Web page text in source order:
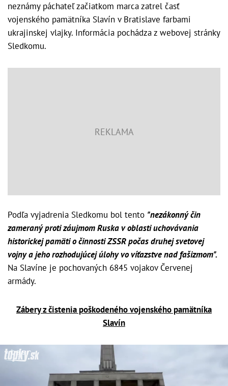
neznámy páchateľ začiatkom marca zatrel časť
vojenského pamätníka Slavín v Bratislave farbami
ukrajinskej vlajky. Informácia pochádza z webovej stránky
Sledkomu.
Podľa vyjadrenia Sledkomu bol tento "nezákonný čin
zameraný proti záujmom Ruska v oblasti uchovávania
historickej pamäti o činnosti ZSSR počas druhej svetovej
vojny a jeho rozhodujúcej úlohy vo víťazstve nad fašizmom".
Na Slavíne je pochovaných 6845 vojakov Červenej
armády.
Zábery z čistenia poškodeného vojenského pamätníka
Slavín